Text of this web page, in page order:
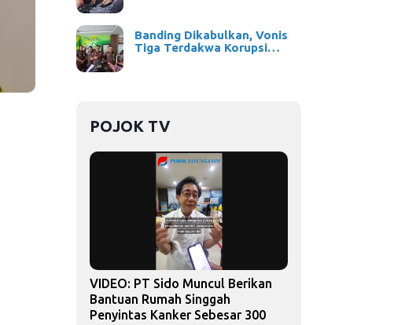
Banding Dikabulkan, Vonis
Tiga Terdakwa Korupsi…
POJOK TV
VIDEO: PT Sido Muncul Berikan
Bantuan Rumah Singgah
Penyintas Kanker Sebesar 300